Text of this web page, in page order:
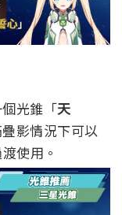
光錐「天
疊影情況下可以
使用。